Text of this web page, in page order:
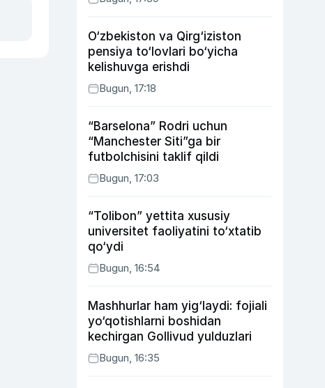
O‘zbekiston va Qirg‘iziston
pensiya to‘lovlari bo‘yicha
kelishuvga erishdi
Bugun, 17:18
“Barselona” Rodri uchun
“Manchester Siti”ga bir
futbolchisini taklif qildi
Bugun, 17:03
“Tolibon” yettita xususiy
universitet faoliyatini to‘xtatib
qo‘ydi
Bugun, 16:54
Mashhurlar ham yig‘laydi: fojiali
yo‘qotishlarni boshidan
kechirgan Gollivud yulduzlari
Bugun, 16:35